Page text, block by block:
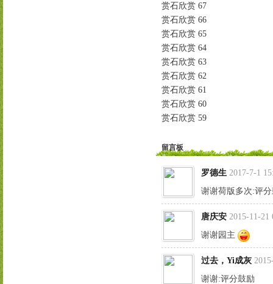
赏石欣赏 67
赏石欣赏 66
赏石欣赏 65
赏石欣赏 64
赏石欣赏 63
赏石欣赏 62
赏石欣赏 61
赏石欣赏 60
赏石欣赏 59
留言板
罗德生 2017-7-1
谢谢荷版多次:评分
唐庆安 2015-11-21
谢谢园主
过去，Yi成灰
谢谢:评分鼓励